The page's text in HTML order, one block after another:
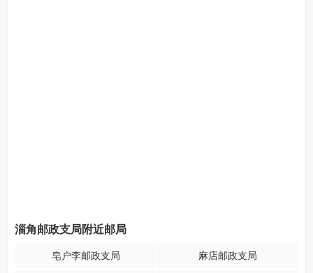
淄角邮政支局附近邮局
皂户李邮政支局 麻店邮政支局